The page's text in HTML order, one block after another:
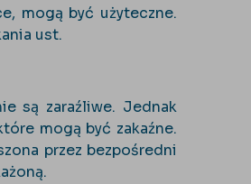
mogą być użyteczne.
ust.
są zaraźliwe. Jednak
mogą być zakaźne.
przez bezpośredni